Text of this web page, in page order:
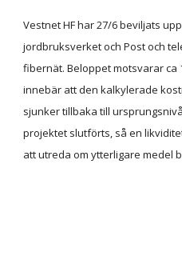
Vestnet HF har 27/6 beviljats
jordbruksverket och Post och
fibernät. Beloppet motsvarar ca
innebär att den kalkylerade
sjunker tillbaka till
projektet slutförts, så en
att utreda om ytterligare medel